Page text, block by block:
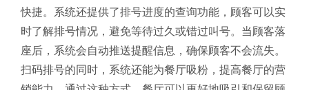
快捷。系统还提供了排号进度的查询功能，顾客可以实
时了解排号情况，避免等待过久或错过叫号。当顾客落
座后，系统会自动推送提醒信息，确保顾客不会流失。
扫码排号的同时，系统还能为餐厅吸粉，提高餐厅的营